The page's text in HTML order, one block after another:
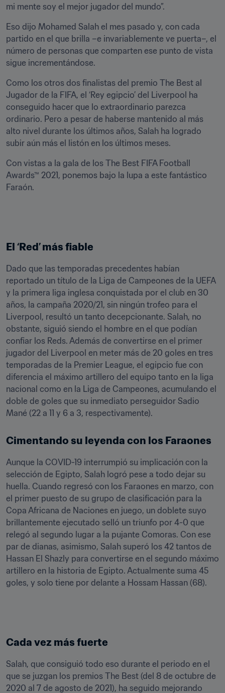
mi mente soy el mejor jugador del mundo”.
Eso dijo Mohamed Salah el mes pasado y, con cada
partido en el que brilla –e invariablemente ve puerta–, el
número de personas que comparten ese punto de vista
sigue incrementándose.
Como los otros dos finalistas del premio The Best al
Jugador de la FIFA, el ‘Rey egipcio’ del Liverpool ha
conseguido hacer que lo extraordinario parezca
ordinario. Pero a pesar de haberse mantenido al más
alto nivel durante los últimos años, Salah ha logrado
subir aún más el listón en los últimos meses.
Con vistas a la gala de los The Best FIFA Football
Awards™ 2021, ponemos bajo la lupa a este fantástico
Faraón.
El ‘Red’ más fiable
Dado que las temporadas precedentes habían
reportado un título de la Liga de Campeones de la UEFA
y la primera liga inglesa conquistada por el club en 30
años, la campaña 2020/21, sin ningún trofeo para el
Liverpool, resultó un tanto decepcionante. Salah, no
obstante, siguió siendo el hombre en el que podían
confiar los Reds. Además de convertirse en el primer
jugador del Liverpool en meter más de 20 goles en tres
temporadas de la Premier League, el egipcio fue con
diferencia el máximo artillero del equipo tanto en la liga
nacional como en la Liga de Campeones, acumulando el
doble de goles que su inmediato perseguidor Sadio
Mané (22 a 11 y 6 a 3, respectivamente).
Cimentando su leyenda con los Faraones
Aunque la COVID-19 interrumpió su implicación con la
selección de Egipto, Salah logró pese a todo dejar su
huella. Cuando regresó con los Faraones en marzo, con
el primer puesto de su grupo de clasificación para la
Copa Africana de Naciones en juego, un doblete suyo
brillantemente ejecutado selló un triunfo por 4-0 que
relegó al segundo lugar a la pujante Comoras. Con ese
par de dianas, asimismo, Salah superó los 42 tantos de
Hassan El Shazly para convertirse en el segundo máximo
artillero en la historia de Egipto. Actualmente suma 45
goles, y solo tiene por delante a Hossam Hassan (68).
Cada vez más fuerte
Salah, que consiguió todo eso durante el periodo en el
que se juzgan los premios The Best (del 8 de octubre de
2020 al 7 de agosto de 2021), ha seguido mejorando